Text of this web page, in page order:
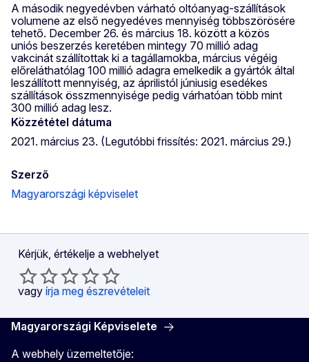
A második negyedévben várható oltóanyag-szállítások
volumene az első negyedéves mennyiség többszörösére
tehető. December 26. és március 18. között a közös
uniós beszerzés keretében mintegy 70 millió adag
vakcinát szállítottak ki a tagállamokba, március végéig
előreláthatólag 100 millió adagra emelkedik a gyártók által
leszállított mennyiség, az áprilistól júniusig esedékes
szállítások összmennyisége pedig várhatóan több mint
300 millió adag lesz.
Közzététel dátuma
2021. március 23. (Legutóbbi frissítés: 2021. március 29.)
Szerző
Magyarországi képviselet
Kérjük, értékelje a webhelyet
vagy írja meg észrevételeit
Magyarországi Képviselete
A webhely üzemeltetője: